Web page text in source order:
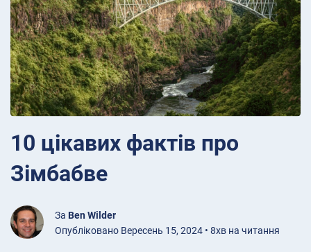
10 цікавих фактів про
Зімбабве
За Ben Wilder
Опубліковано Вересень 15, 2024 • 8хв на читання